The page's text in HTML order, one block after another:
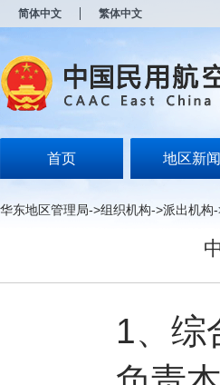
简体中文 繁体中文
首页 地区新闻
华东地区管理局->组织机构->派出机构
1、综合
开
无
障
说
按
Alt
键